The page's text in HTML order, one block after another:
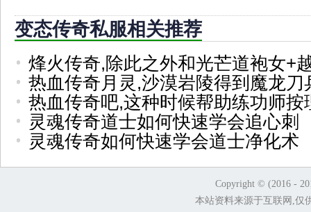
变态传奇私服相关推荐
烽火传奇,除此之外和光芒道袍女+
热血传奇月灵,沙漠岩陵得到魔龙刀
热血传奇吧,这种时候帮助练功师按
灵魂传奇道士如何快速学会追心刺
灵魂传奇如何快速学会道士净化术
Copyright © (2016 -
本站资料来源于互联网,仅